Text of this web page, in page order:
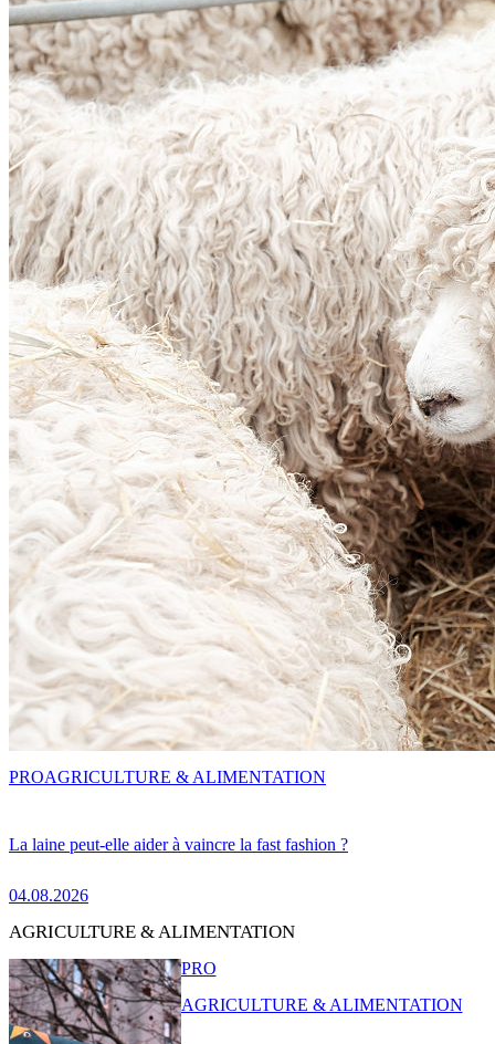
La laine peut-elle aider à vaincre la fast fashion ?
04.08.2026
PROAGRICULTURE & ALIMENTATION
AGRICULTURE & ALIMENTATION
PRO
AGRICULTURE & ALIMENTATION